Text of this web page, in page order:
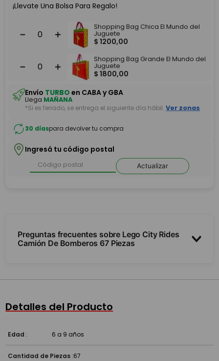
¡Llevate Una Bolsa Para Regalo!
＋
－
Shopping Bag Chica El Mundo del
Juguete
$ 1200,00
＋
－
Shopping Bag Grande El Mundo del
Juguete
$ 1800,00
Envío TURBO en CABA y GBA
Llega MAÑANA
*Si es feriado, se entrega el siguiente día hábil. Ver zonas
30 díaspara devolver tu compra
Ingresá tu código postal
Actualizar
Preguntas frecuentes sobre Lego City Rides
Camión De Bomberos 67 Piezas
¿Es compatible con otros Lego?
Detalles del Producto
Edad : 6 a 9 años
Cantidad de Piezas :67